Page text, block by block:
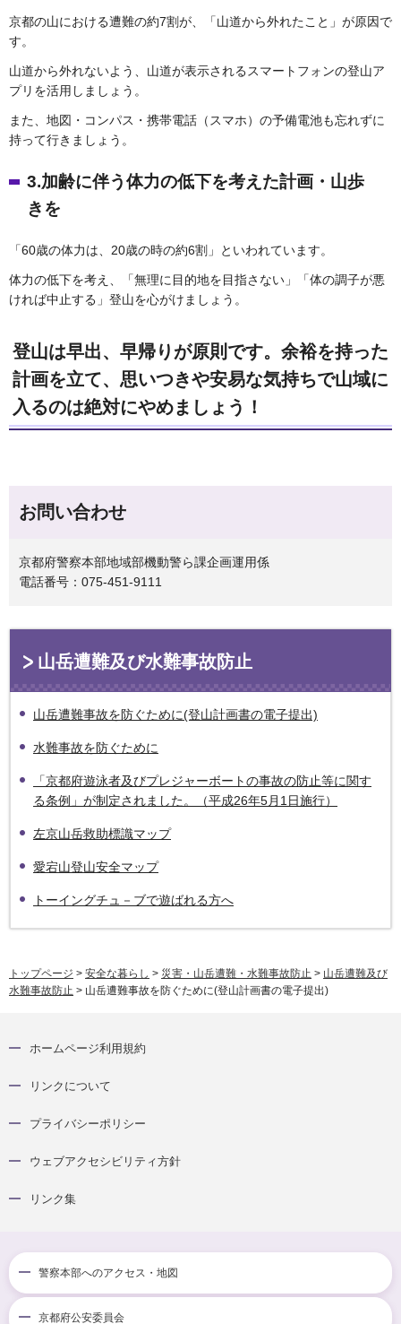
京都の山における遭難の約7割が、「山道から外れたこと」が原因で
す。
山道から外れないよう、山道が表示されるスマートフォンの登山ア
プリを活用しましょう。
また、地図・コンパス・携帯電話（スマホ）の予備電池も忘れずに
持って行きましょう。
3.加齢に伴う体力の低下を考えた計画・山歩
きを
「60歳の体力は、20歳の時の約6割」といわれています。
体力の低下を考え、「無理に目的地を目指さない」「体の調子が悪
ければ中止する」登山を心がけましょう。
登山は早出、早帰りが原則です。余裕を持った
計画を立て、思いつきや安易な気持ちで山域に
入るのは絶対にやめましょう！
お問い合わせ
京都府警察本部地域部機動警ら課企画運用係
電話番号：075-451-9111
山岳遭難及び水難事故防止
山岳遭難事故を防ぐために(登山計画書の電子提出)
水難事故を防ぐために
「京都府遊泳者及びプレジャーボートの事故の防止等に関す
る条例」が制定されました。（平成26年5月1日施行）
左京山岳救助標識マップ
愛宕山登山安全マップ
トーイングチュ－ブで遊ばれる方へ
トップページ > 安全な暮らし > 災害・山岳遭難・水難事故防止 > 山岳遭難及び
水難事故防止 > 山岳遭難事故を防ぐために(登山計画書の電子提出)
ホームページ利用規約
リンクについて
プライバシーポリシー
ウェブアクセシビリティ方針
リンク集
警察本部へのアクセス・地図
京都府公安委員会